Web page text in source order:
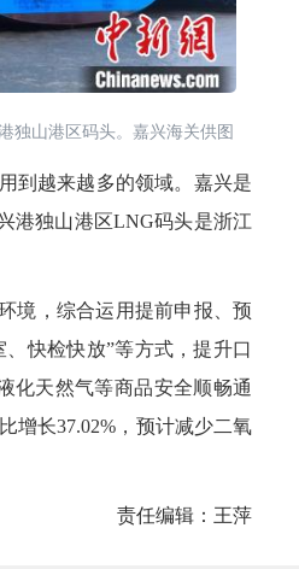
独山港区码头。嘉兴海关供图
越来越多的领域。嘉兴是
港独山港区LNG码头是浙江
，综合运用提前申报、预
快检快放”等方式，提升口
化天然气等商品安全顺畅通
增长37.02%，预计减少二氧
责任编辑：王萍